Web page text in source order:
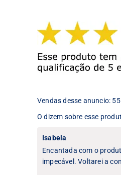
opções
podem
ser
escolhidas
na
produto
Vendas desse anuncio:
O dizem sobre esse
Isabela
Encantada com o
impecável. Voltarei a